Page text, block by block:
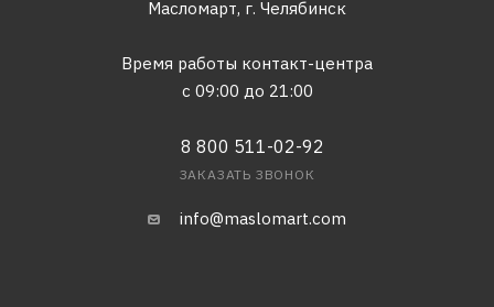
Масломарт, г. Челябинск
Время работы контакт-центра
с 09:00 до 21:00
8 800 511-02-92
ЗАКАЗАТЬ ЗВОНОК
info@maslomart.com